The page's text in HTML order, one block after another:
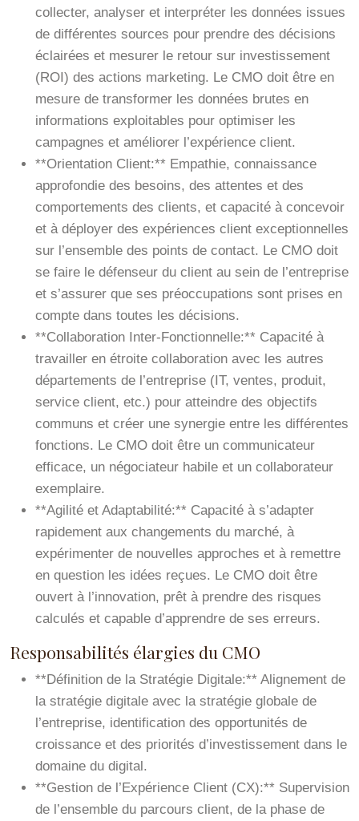
collecter, analyser et interpréter les données issues
de différentes sources pour prendre des décisions
éclairées et mesurer le retour sur investissement
(ROI) des actions marketing. Le CMO doit être en
mesure de transformer les données brutes en
informations exploitables pour optimiser les
campagnes et améliorer l’expérience client.
**Orientation Client:** Empathie, connaissance
approfondie des besoins, des attentes et des
comportements des clients, et capacité à concevoir
et à déployer des expériences client exceptionnelles
sur l’ensemble des points de contact. Le CMO doit
se faire le défenseur du client au sein de l’entreprise
et s’assurer que ses préoccupations sont prises en
compte dans toutes les décisions.
**Collaboration Inter-Fonctionnelle:** Capacité à
travailler en étroite collaboration avec les autres
départements de l’entreprise (IT, ventes, produit,
service client, etc.) pour atteindre des objectifs
communs et créer une synergie entre les différentes
fonctions. Le CMO doit être un communicateur
efficace, un négociateur habile et un collaborateur
exemplaire.
**Agilité et Adaptabilité:** Capacité à s’adapter
rapidement aux changements du marché, à
expérimenter de nouvelles approches et à remettre
en question les idées reçues. Le CMO doit être
ouvert à l’innovation, prêt à prendre des risques
calculés et capable d’apprendre de ses erreurs.
Responsabilités élargies du CMO
**Définition de la Stratégie Digitale:** Alignement de
la stratégie digitale avec la stratégie globale de
l’entreprise, identification des opportunités de
croissance et des priorités d’investissement dans le
domaine du digital.
**Gestion de l’Expérience Client (CX):** Supervision
de l’ensemble du parcours client, de la phase de